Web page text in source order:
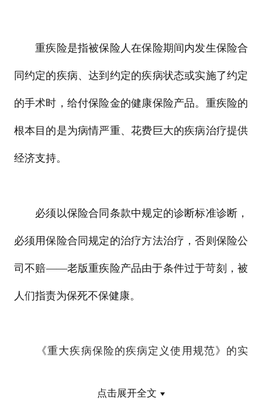
重疾险是指被保险人在保险期间内发生保险合
同约定的疾病、达到约定的疾病状态或实施了约定
的手术时，给付保险金的健康保险产品。重疾险的
根本目的是为病情严重、花费巨大的疾病治疗提供
经济支持。
必须以保险合同条款中规定的诊断标准诊断，
必须用保险合同规定的治疗方法治疗，否则保险公
司不赔——老版重疾险产品由于条件过于苛刻，被
人们指责为保死不保健康。
《重大疾病保险的疾病定义使用规范》的实
点击展开全文